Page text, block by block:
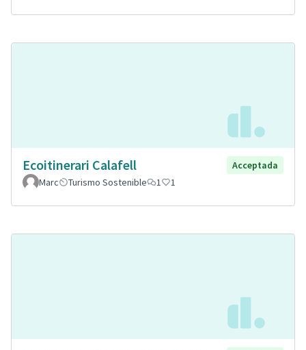
Ecoitinerari Calafell
Acceptada
Marc
Turismo Sostenible 1 1